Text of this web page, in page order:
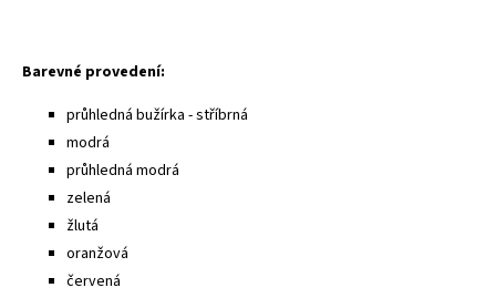
Barevné provedení:
průhledná bužírka - stříbrná
modrá
průhledná modrá
zelená
žlutá
oranžová
červená